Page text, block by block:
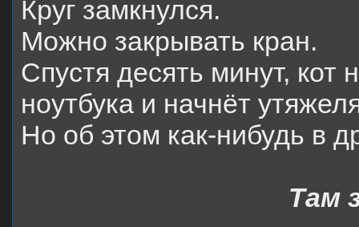
Круг замкнулся.
Можно закрывать кран.
Спустя десять минут, кот
ноутбука и начнёт
Но об этом как-нибудь в
Там